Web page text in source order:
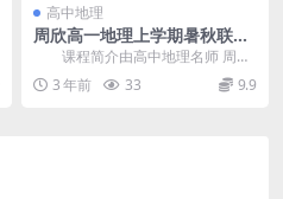
高中地理
周欣高一地理上学期暑秋联报
高清直播课(电子讲义)百度网
盘云
课程简介由高中地理名师 周欣
讲课，2023届周欣高一地理上学期
暑秋联报班，...
3 年前 33 9.9